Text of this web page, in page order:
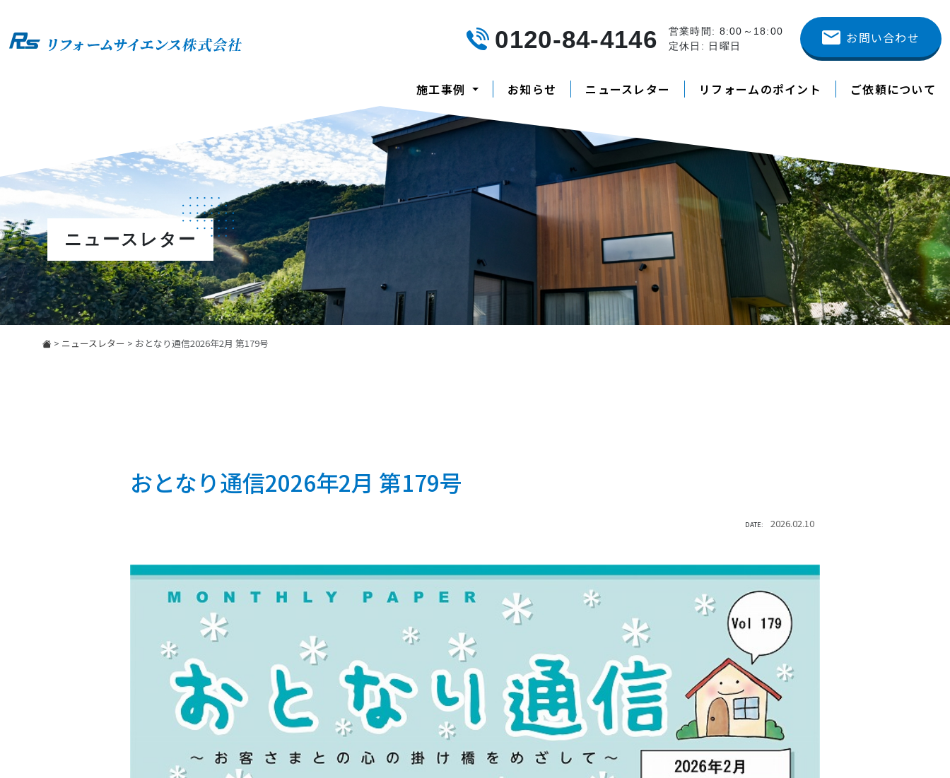
0120-84-4146
営業時間: 8:00～18:00
定休日: 日曜日
お問い合わせ
施工事例 お知らせ ニュースレター リフォームのポイント ご依頼について
ニュースレター
> ニュースレター > おとなり通信2026年2月 第179号
おとなり通信2026年2月 第179号
DATE: 2026.02.10